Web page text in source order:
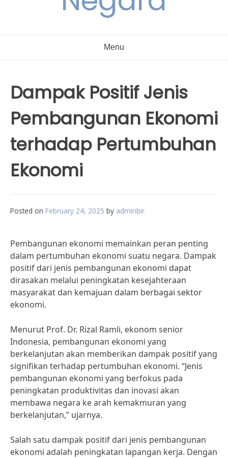
Menu
Dampak Positif Jenis
Pembangunan Ekonomi
terhadap Pertumbuhan
Ekonomi
Posted on February 24, 2025 by adminbir
Pembangunan ekonomi memainkan peran penting
dalam pertumbuhan ekonomi suatu negara. Dampak
positif dari jenis pembangunan ekonomi dapat
dirasakan melalui peningkatan kesejahteraan
masyarakat dan kemajuan dalam berbagai sektor
ekonomi.
Menurut Prof. Dr. Rizal Ramli, ekonom senior
Indonesia, pembangunan ekonomi yang
berkelanjutan akan memberikan dampak positif yang
signifikan terhadap pertumbuhan ekonomi. “Jenis
pembangunan ekonomi yang berfokus pada
peningkatan produktivitas dan inovasi akan
membawa negara ke arah kemakmuran yang
berkelanjutan,” ujarnya.
Salah satu dampak positif dari jenis pembangunan
ekonomi adalah peningkatan lapangan kerja. Dengan